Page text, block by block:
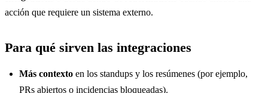
acción que requiere un sistema externo.
Para qué sirven las integraciones
Más contexto en los standups y los resúmenes (por ejemplo,
PRs abiertos o incidencias bloqueadas).